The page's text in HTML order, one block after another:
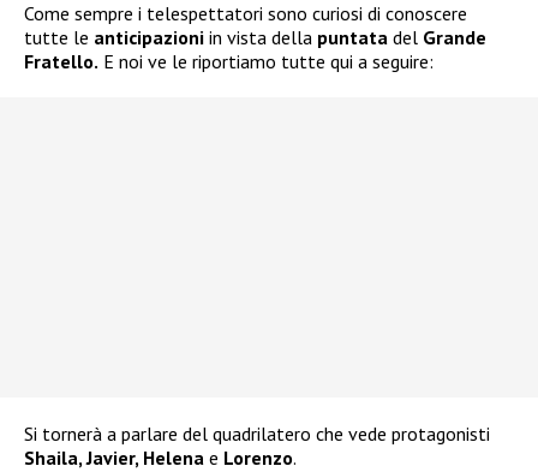
Come sempre i telespettatori sono curiosi di conoscere
tutte le anticipazioni in vista della puntata del Grande
Fratello. E noi ve le riportiamo tutte qui a seguire:
Si tornerà a parlare del quadrilatero che vede protagonisti
Shaila, Javier, Helena e Lorenzo.